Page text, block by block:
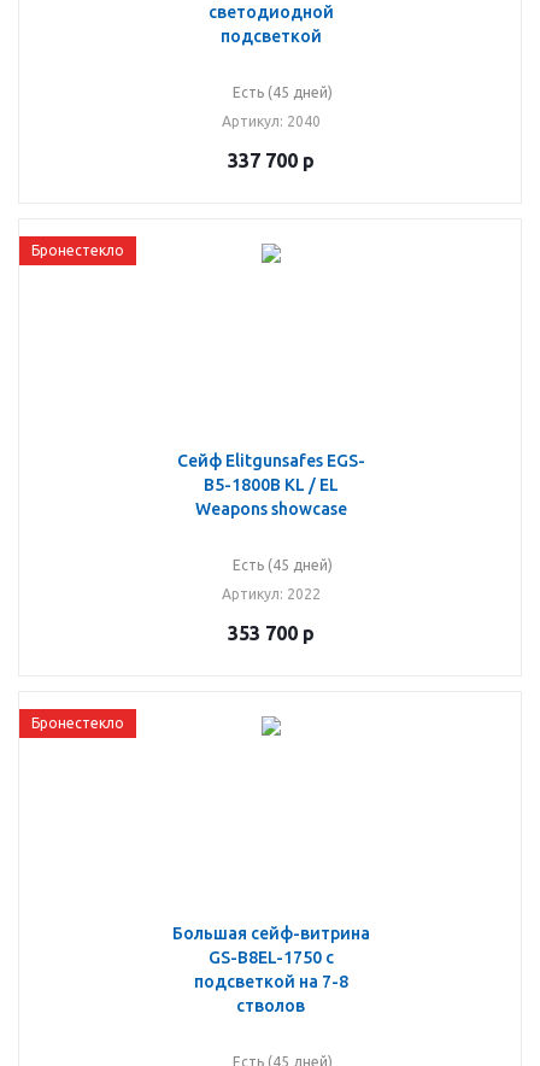
светодиодной
подсветкой
Есть (45 дней)
Артикул: 2040
337 700р
Бронестекло
Сейф Elitgunsafes EGS-
B5-1800B KL / EL
Weapons showcase
Есть (45 дней)
Артикул: 2022
353 700р
Бронестекло
Большая сейф-витрина
GS-B8EL-1750 с
подсветкой на 7-8
стволов
Есть (45 дней)